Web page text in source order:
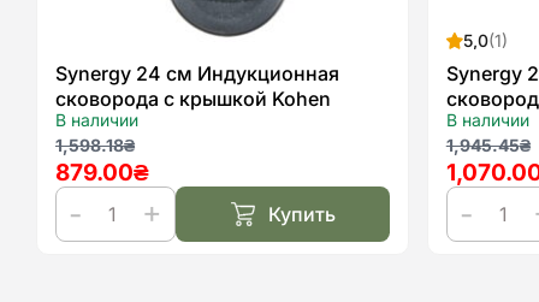
Synergy 24 см Индукционная
сковорода с крышкой Kohen
В наличии
1,598.18₴
Первоначальная
цена
составляла
1,598.18₴.
879.00₴
Текущая
цена:
879.00₴.
Количество
Купить
5,0(1)
Synergy
В наличии
1,945.45₴
цена
Текущая
цена: